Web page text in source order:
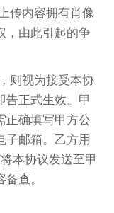
传内容拥有肖像
，由此引起的争
则视为接受本协
告正式生效。甲
正确填写甲方公
子邮箱。乙方用
本协议发送至甲
查。